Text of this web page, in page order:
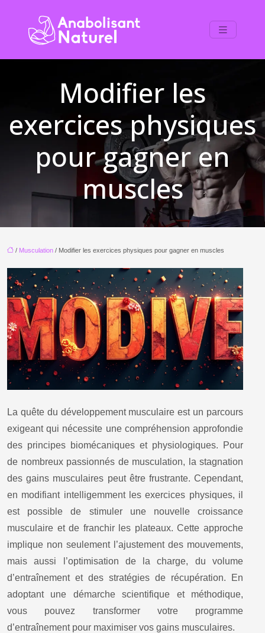
Modifier les
exercices physiques
pour gagner en
muscles
/ Musculation / Modifier les exercices physiques pour gagner en muscles
La quête du développement musculaire est un parcours
exigeant qui nécessite une compréhension approfondie
des principes biomécaniques et physiologiques. Pour
de nombreux passionnés de musculation, la stagnation
des gains musculaires peut être frustrante. Cependant,
en modifiant intelligemment les exercices physiques, il
est possible de stimuler une nouvelle croissance
musculaire et de franchir les plateaux. Cette approche
implique non seulement l’ajustement des mouvements,
mais aussi l’optimisation de la charge, du volume
d’entraînement et des stratégies de récupération. En
adoptant une démarche scientifique et méthodique,
vous pouvez transformer votre programme
d’entraînement pour maximiser vos gains musculaires.